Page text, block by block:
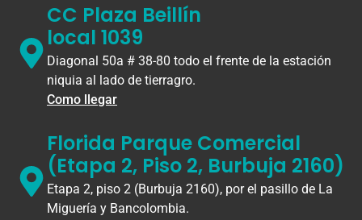
CC Plaza Beillín
local 1039
Diagonal 50a # 38-80 todo el frente de la estación
niquia al lado de tierragro.
Como llegar
Florida Parque Comercial
(Etapa 2, Piso 2, Burbuja 2160)
Etapa 2, piso 2 (Burbuja 2160), por el pasillo de La
Miguería y Bancolombia.